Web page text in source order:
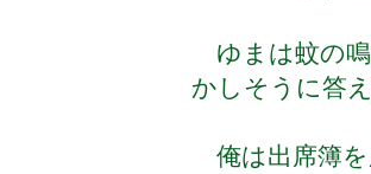
ゆまは蚊の
かしそうに答
俺は出席簿